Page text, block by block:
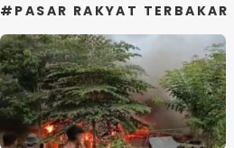
#PASAR RAKYAT TERBAKAR